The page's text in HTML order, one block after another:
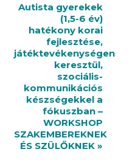
Autista gyerekek
(1,5-6 év)
hatékony korai
fejlesztése,
játéktevékenységen
keresztül,
szociális-
kommunikációs
készségekkel a
fókuszban –
WORKSHOP
SZAKEMBEREKNEK
ÉS SZÜLŐKNEK»